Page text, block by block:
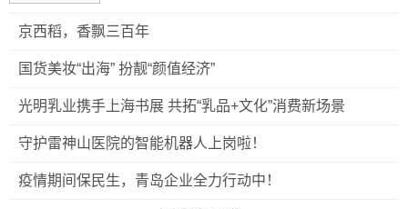
京西稻，香飘三百年
国货美妆“出海” 扮靓“颜值经济”
光明乳业携手上海书展 共拓“乳品+文化”消费新场景
守护雷神山医院的智能机器人上岗啦！
疫情期间保民生，青岛企业全力行动中！